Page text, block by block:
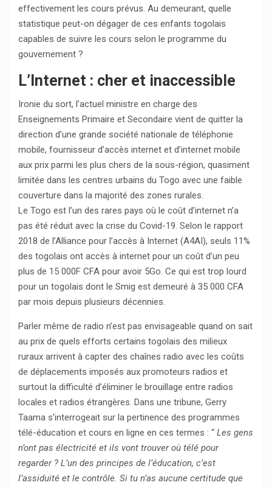
effectivement les cours prévus. Au demeurant, quelle
statistique peut-on dégager de ces enfants togolais
capables de suivre les cours selon le programme du
gouvernement ?
L’Internet : cher et inaccessible
Ironie du sort, l’actuel ministre en charge des
Enseignements Primaire et Secondaire vient de quitter la
direction d’une grande société nationale de téléphonie
mobile, fournisseur d’accès internet et d’internet mobile
aux prix parmi les plus chers de la sous-région, quasiment
limitée dans les centres urbains du Togo avec une faible
couverture dans la majorité des zones rurales.
Le Togo est l’un des rares pays où le coût d’internet n’a
pas été réduit avec la crise du Covid-19. Selon le rapport
2018 de l’Alliance pour l’accès à Internet (A4AI), seuls 11%
des togolais ont accès à internet pour un coût d’un peu
plus de 15 000F CFA pour avoir 5Go. Ce qui est trop lourd
pour un togolais dont le Smig est demeuré à 35 000 CFA
par mois depuis plusieurs décennies.
Parler même de radio n’est pas envisageable quand on sait
au prix de quels efforts certains togolais des milieux
ruraux arrivent à capter des chaînes radio avec les coûts
de déplacements imposés aux promoteurs radios et
surtout la difficulté d’éliminer le brouillage entre radios
locales et radios étrangères. Dans une tribune, Gerry
Taama s’interrogeait sur la pertinence des programmes
télé-éducation et cours en ligne en ces termes : “ Les gens
n’ont pas électricité et ils vont trouver où télé pour
regarder ? L’un des principes de l’éducation, c’est
l’assiduité et le contrôle. Si tu n’as aucune certitude que